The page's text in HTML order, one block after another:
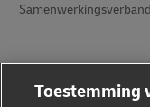
Toestemming